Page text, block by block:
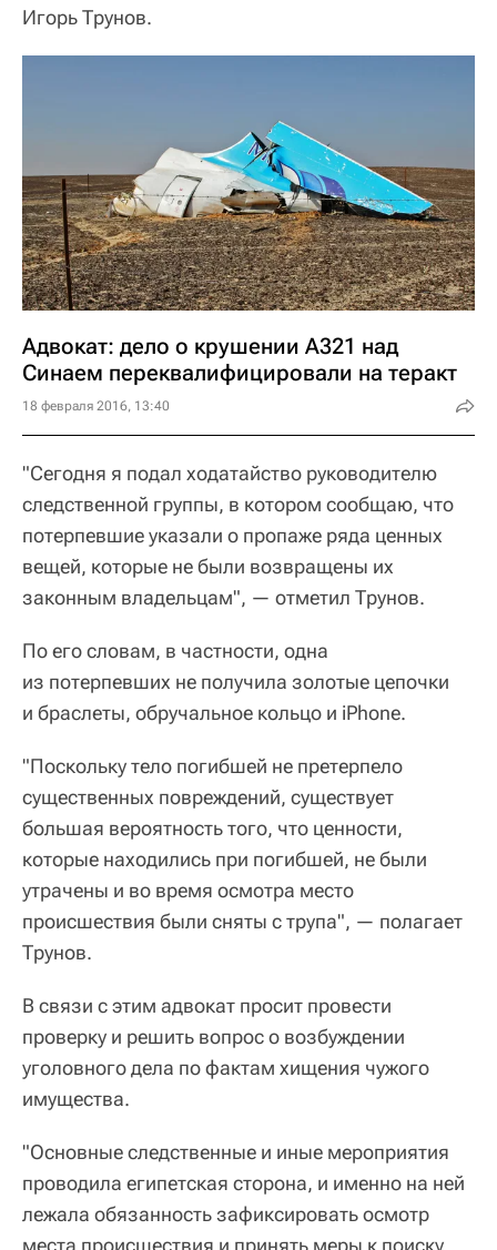
Игорь Трунов.
Адвокат: дело о крушении A321 над
Синаем переквалифицировали на теракт
18 февраля 2016, 13:40
"Сегодня я подал ходатайство руководителю
следственной группы, в котором сообщаю, что
потерпевшие указали о пропаже ряда ценных
вещей, которые не были возвращены их
законным владельцам", — отметил Трунов.
По его словам, в частности, одна
из потерпевших не получила золотые цепочки
и браслеты, обручальное кольцо и iPhone.
"Поскольку тело погибшей не претерпело
существенных повреждений, существует
большая вероятность того, что ценности,
которые находились при погибшей, не были
утрачены и во время осмотра место
происшествия были сняты с трупа", — полагает
Трунов.
В связи с этим адвокат просит провести
проверку и решить вопрос о возбуждении
уголовного дела по фактам хищения чужого
имущества.
"Основные следственные и иные мероприятия
проводила египетская сторона, и именно на ней
лежала обязанность зафиксировать осмотр
места происшествия и принять меры к поиску